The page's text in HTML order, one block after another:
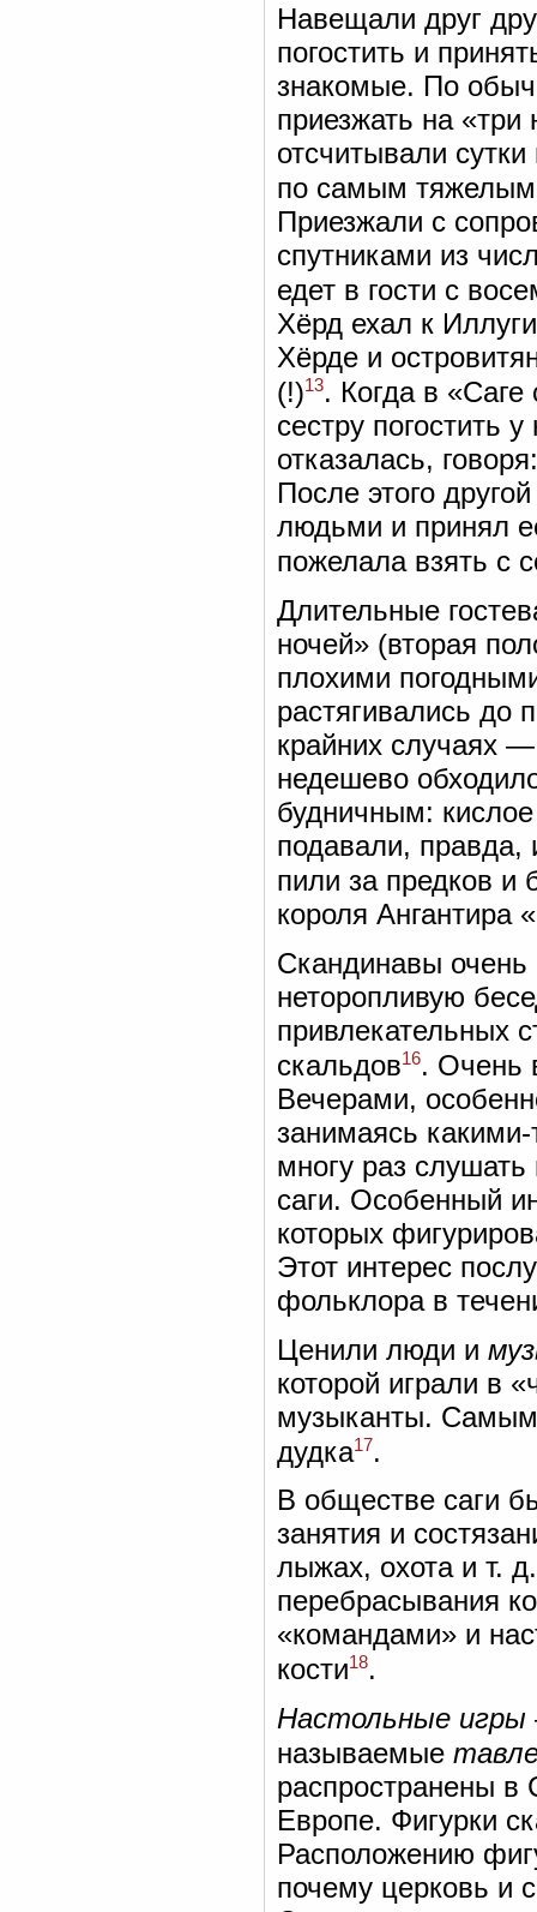
Навещали друг
погостить и
знакомые. По
приезжать на
отсчитывали
по самым тяжелым
Приезжали с
спутниками из
едет в гости с
Хёрд ехал к
Хёрде и
(!)13. Когда в
сестру погостить
отказалась,
После этого
людьми и принял
пожелала взять с
Длительные
ночей» (вторая
плохими
растягивались до
крайних случаях
недешево
будничным:
подавали, правда,
пили за предков и
короля
Скандинавы
неторопливую
привлекательных
скальдов16. Очень
Вечерами,
занимаясь
многу раз слушать
саги. Особенный
которых
Этот интерес
фольклора в
Ценили люди и
которой играли в
музыканты. Самым
дудка17.
В обществе саги
занятия и
лыжах, охота и т.
перебрасывания
«командами» и
кости18.
Настольные игры
называемые
распространены в
Европе. Фигурки
Расположению
почему церковь и